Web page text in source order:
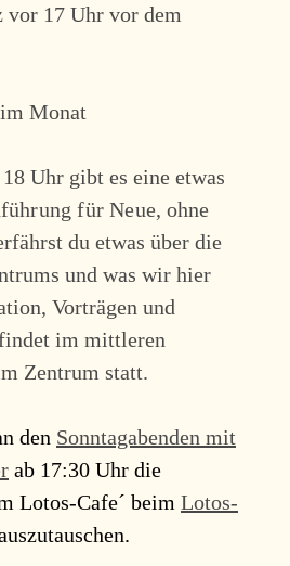
17 Uhr vor dem
Monat
Uhr gibt es eine etwas
für Neue, ohne
du etwas über die
und was wir hier
Vorträgen und
im mittleren
Zentrum statt.
den Sonntagabenden mit
ab 17:30 Uhr die
Lotos-Cafe´ beim Lotos-